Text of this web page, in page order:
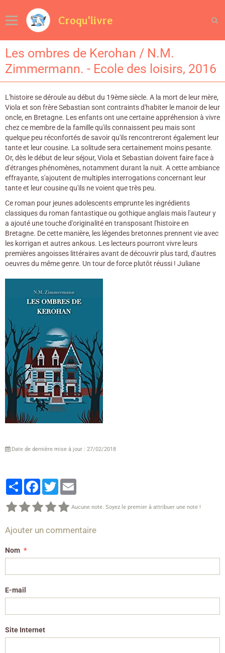
Croqu'livre
Les ombres de Kerohan / N.M.
Zimmermann. - Ecole des loisirs, 2016
L'histoire se déroule au début du 19ème siècle. A la mort de leur mère,
Viola et son frère Sebastian sont contraints d'habiter le manoir de leur
oncle, en Bretagne. Les enfants ont une certaine appréhension à vivre
chez ce membre de la famille qu'ils connaissent peu mais sont
quelque peu réconfortés de savoir qu'ils rencontreront également leur
tante et leur cousine. La solitude sera certainement moins pesante.
Or, dès le début de leur séjour, Viola et Sebastian doivent faire face à
d'étranges phénomènes, notamment durant la nuit. A cette ambiance
effrayante, s'ajoutent de multiples interrogations concernant leur
tante et leur cousine qu'ils ne voient que très peu.
Ce roman pour jeunes adolescents emprunte les ingrédients
classiques du roman fantastique ou gothique anglais mais l'auteur y
a ajouté une touche d'originalité en transposant l'histoire en
Bretagne. De cette manière, les légendes bretonnes prennent vie avec
les korrigan et autres ankous. Les lecteurs pourront vivre leurs
premières angoisses littéraires avant de découvrir plus tard, d'autres
oeuvres du même genre. Un tour de force plutôt réussi ! Juliane
Date de dernière mise à jour : 27/02/2018
PartagerFacebook
Twitter
Aucune note. Soyez le premier à attribuer une note !
Ajouter un commentaire
Nom
E-mail
Site Internet